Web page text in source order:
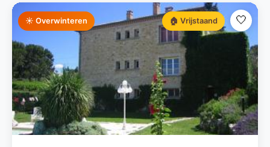
☀️ Overwinteren 🏠 Vrijstaand 🤍